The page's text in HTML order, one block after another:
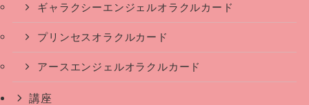
ギャラクシーエンジェルオラクルカード
プリンセスオラクルカード
アースエンジェルオラクルカード
講座